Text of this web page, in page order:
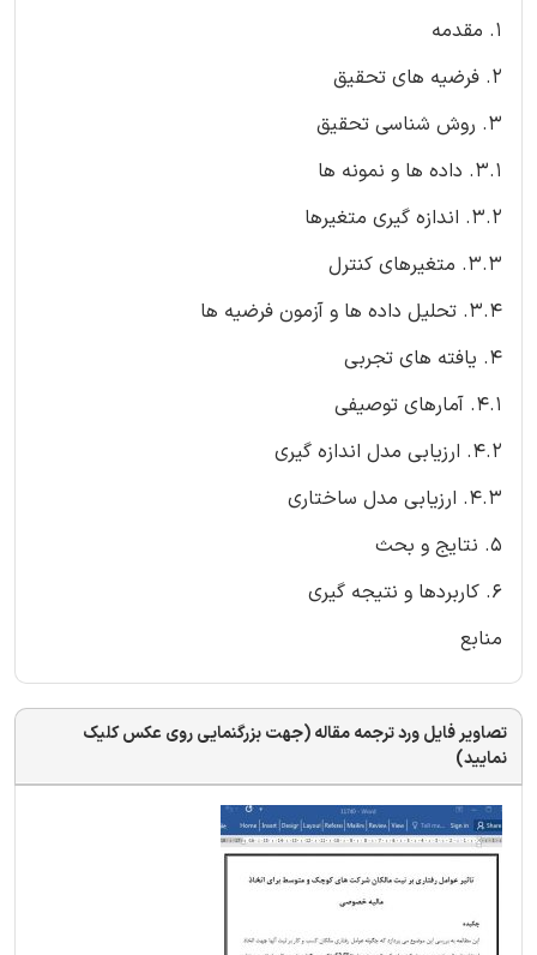
1. مقدمه
2. فرضیه های تحقیق
3. روش شناسی تحقیق
3.1. داده ها و نمونه ها
3.2. اندازه گیری متغیرها
3.3. متغیرهای کنترل
3.4. تحلیل داده ها و آزمون فرضیه ها
4. یافته های تجربی
4.1. آمارهای توصیفی
4.2. ارزیابی مدل اندازه گیری
4.3. ارزیابی مدل ساختاری
5. نتایج و بحث
6. کاربردها و نتیجه گیری
منابع
تصاویر فایل ورد ترجمه مقاله (جهت بزرگنمایی روی عکس کلیک
نمایید)